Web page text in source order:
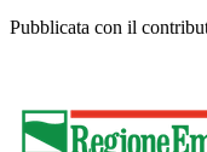
Pubblicata con il